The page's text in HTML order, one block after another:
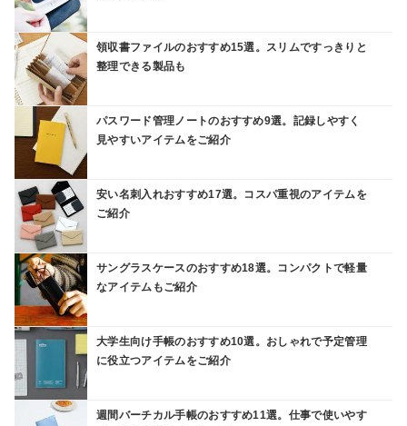
領収書ファイルのおすすめ15選。スリムですっきりと
整理できる製品も
パスワード管理ノートのおすすめ9選。記録しやすく
見やすいアイテムをご紹介
安い名刺入れおすすめ17選。コスパ重視のアイテムを
ご紹介
サングラスケースのおすすめ18選。コンパクトで軽量
なアイテムもご紹介
大学生向け手帳のおすすめ10選。おしゃれで予定管理
に役立つアイテムをご紹介
週間バーチカル手帳のおすすめ11選。仕事で使いやす